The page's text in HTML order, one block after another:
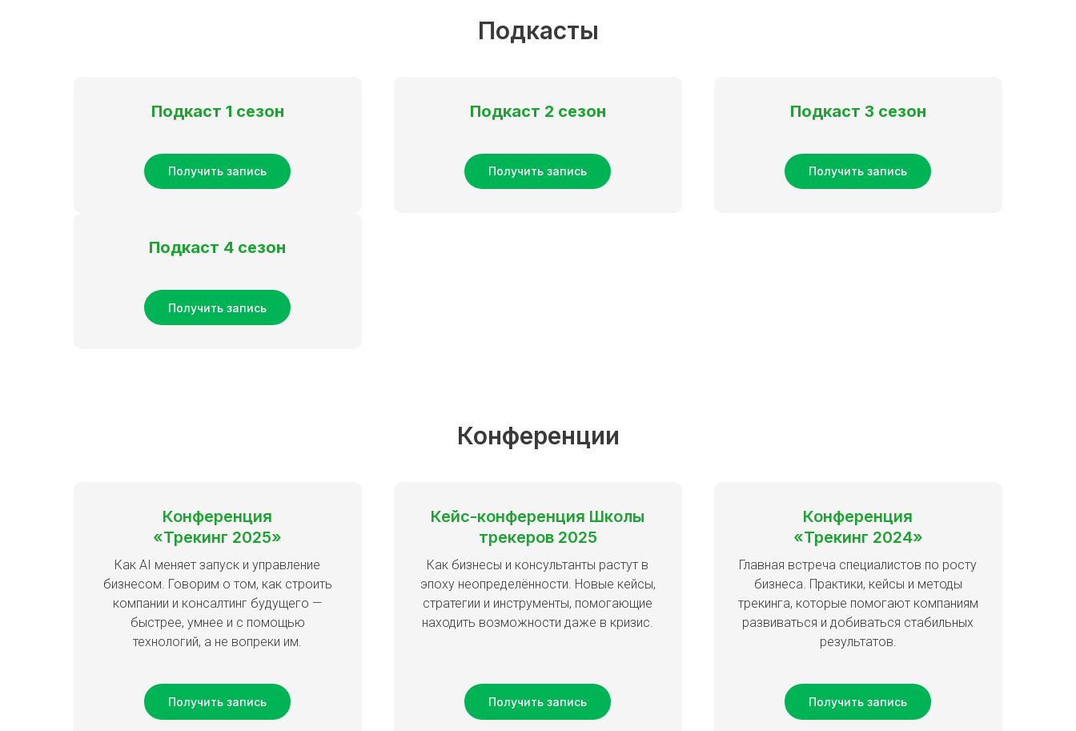
Подкасты
Подкаст 1 сезон
Получить запись
Подкаст 2 сезон
Получить запись
Подкаст 3 сезон
Получить запись
Подкаст 4 сезон
Получить запись
Конференции
Конференция
«Трекинг 2025»
Как AI меняет запуск и управление
бизнесом. Говорим о том, как строить
компании и консалтинг будущего —
быстрее, умнее и с помощью
технологий, а не вопреки им.
Получить запись
Кейс-конференция Школы
трекеров 2025
Как бизнесы и консультанты растут в
эпоху неопределённости. Новые кейсы,
стратегии и инструменты, помогающие
находить возможности даже в кризис.
Получить запись
Конференция
«Трекинг 2024»
Главная встреча специалистов по росту
бизнеса. Практики, кейсы и методы
трекинга, которые помогают компаниям
развиваться и добиваться стабильных
результатов.
Получить запись